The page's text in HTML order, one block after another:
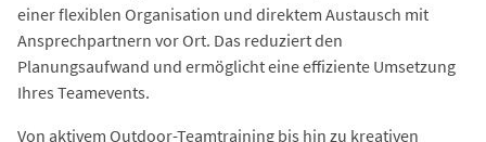
einer flexiblen Organisation und direktem Austausch mit
Ansprechpartnern vor Ort. Das reduziert den
Planungsaufwand und ermöglicht eine effiziente Umsetzung
Ihres Teamevents.
Von aktivem Outdoor-Teamtraining bis hin zu kreativen